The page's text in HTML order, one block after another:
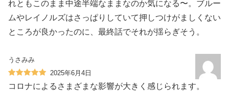
れともこのまま中途半端なままなのか気になる〜。ブルー
ムやレイノルズはさっぱりしていて押しつけがましくない
ところが良かったのに、最終話でそれが揺らぎそう。
うさみみ
2025年6月4日
コロナによるさまざまな影響が大きく感じられます。